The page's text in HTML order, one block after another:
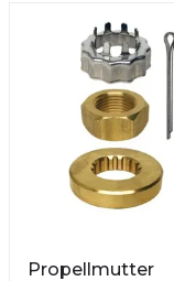
Propellmutter